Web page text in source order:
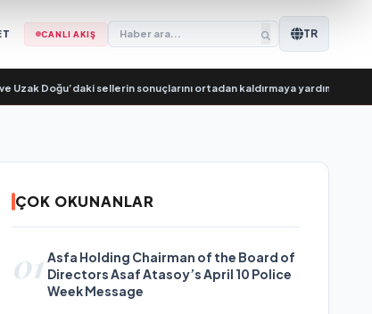
CANLI AKIŞ TR
sellerin sonuçlarını ortadan kaldırmaya yardımcı oluyor
ÇOK OKUNANLAR
01 Asfa Holding Chairman of the Board of
Directors Asaf Atasoy’s April 10 Police
Week Message